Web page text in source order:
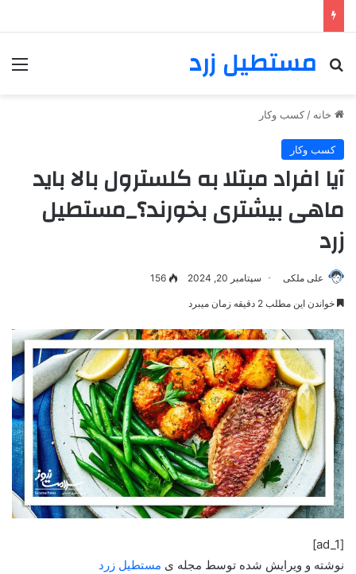
مستطیل زرد
خانه / کسب وکار
کسب وکار
آیا افراد مبتلا به کلسترول بالا باید
ماهی بیشتری بخورند؟_مستطیل
زرد
علی ملکی سپتامبر 20, 2024 156
خواندن این مطلب 2 دقیقه زمان میبرد
[ad_1]
نوشته و ویرایش شده توسط مجله ی مستطیل زرد